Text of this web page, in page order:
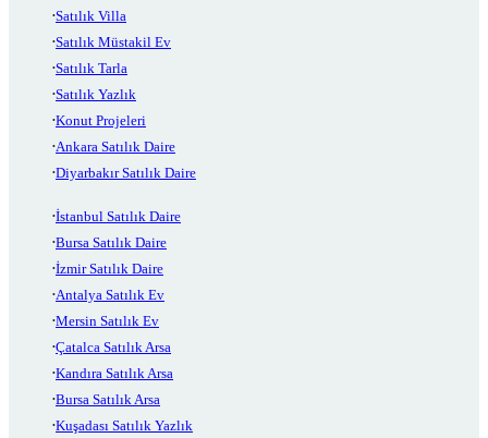
Satılık Villa
Satılık Müstakil Ev
Satılık Tarla
Satılık Yazlık
Konut Projeleri
Ankara Satılık Daire
Diyarbakır Satılık Daire
İstanbul Satılık Daire
Bursa Satılık Daire
İzmir Satılık Daire
Antalya Satılık Ev
Mersin Satılık Ev
Çatalca Satılık Arsa
Kandıra Satılık Arsa
Bursa Satılık Arsa
Kuşadası Satılık Yazlık